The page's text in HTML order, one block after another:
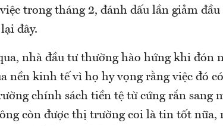
trong tháng 2, đánh dấu lần giảm
đây.
nhà đầu tư thường hào hứng khi đón
nền kinh tế vì họ hy vọng rằng việc đó
chính sách tiền tệ từ cứng rắn sang
còn được thị trường coi là tin tốt nữa,